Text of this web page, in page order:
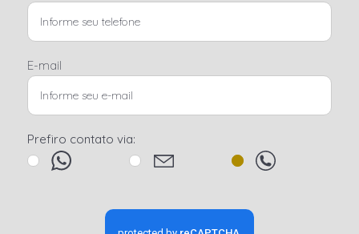
E-mail
Prefiro contato via: